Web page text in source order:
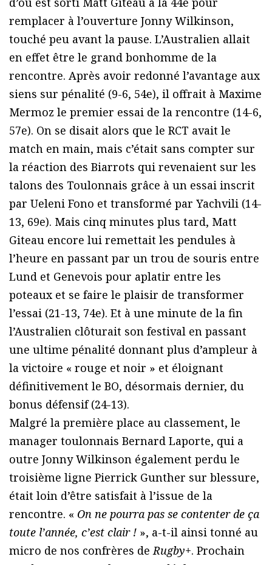
remplacer à l’ouverture Jonny Wilkinson,
touché peu avant la pause. L’Australien allait
en effet être le grand bonhomme de la
rencontre. Après avoir redonné l’avantage aux
siens sur pénalité (9-6, 54e), il offrait à Maxime
Mermoz le premier essai de la rencontre (14-6,
57e). On se disait alors que le RCT avait le
match en main, mais c’était sans compter sur
la réaction des Biarrots qui revenaient sur les
talons des Toulonnais grâce à un essai inscrit
par Ueleni Fono et transformé par Yachvili (14-
13, 69e). Mais cinq minutes plus tard, Matt
Giteau encore lui remettait les pendules à
l’heure en passant par un trou de souris entre
Lund et Genevois pour aplatir entre les
poteaux et se faire le plaisir de transformer
l’essai (21-13, 74e). Et à une minute de la fin
l’Australien clôturait son festival en passant
une ultime pénalité donnant plus d’ampleur à
la victoire « rouge et noir » et éloignant
définitivement le BO, désormais dernier, du
bonus défensif (24-13).
Malgré la première place au classement, le
manager toulonnais Bernard Laporte, qui a
outre Jonny Wilkinson également perdu le
troisième ligne Pierrick Gunther sur blessure,
était loin d’être satisfait à l’issue de la
rencontre. « On ne pourra pas se contenter de ça
toute l’année, c’est clair ! », a-t-il ainsi tonné au
micro de nos confrères deRugby+. Prochain